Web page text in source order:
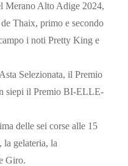
Merano Alto Adige 2024,
Thaix, primo e secondo
i noti Pretty King e
Selezionata, il Premio
siepi il Premio BI-ELLE-
delle sei corse alle 15
la gelateria, la
Giro.